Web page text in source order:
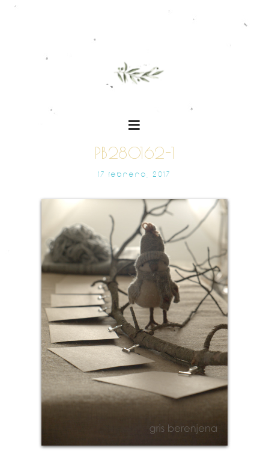
PB280162-1
17 FEBRERO, 2017